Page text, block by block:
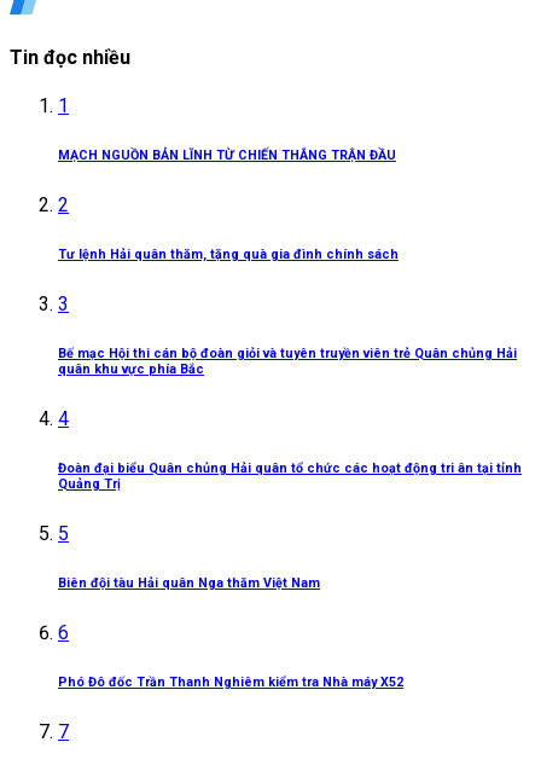
Tin đọc nhiều
1
MẠCH NGUỒN BẢN LĨNH TỪ CHIẾN THẮNG TRẬN ĐẦU
2
Tư lệnh Hải quân thăm, tặng quà gia đình chính sách
3
Bế mạc Hội thi cán bộ đoàn giỏi và tuyên truyền viên trẻ Quân chủng Hải
quân khu vực phía Bắc
4
Đoàn đại biểu Quân chủng Hải quân tổ chức các hoạt động tri ân tại tỉnh
Quảng Trị
5
Biên đội tàu Hải quân Nga thăm Việt Nam
6
Phó Đô đốc Trần Thanh Nghiêm kiểm tra Nhà máy X52
7